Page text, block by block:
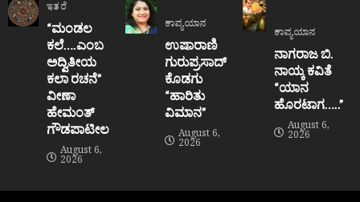
ಇತರೆ
“ಮಂಡಲ
ಕಲೆ….ಎಂಬ
ಅದ್ವಿತೀಯ
ಕಲಾ ರಚನೆ”‌
ವೀಣಾ
ಹೇಮಂತ್‌
ಗೌಡಪಾಟೀಲ
August 6,
2026
ಕಾವ್ಯಯಾನ
ಉಷಾರಾಣಿ
ಗುರುಪ್ರಸಾದ್
ಕೊಡಗು
“ಹಾರಿತು
ವಿಮಾನ”
August 6,
2026
ಕಾವ್ಯಯಾನ
ನಾಗರಾಜ ಬಿ.
ನಾಯ್ಕ ಕವಿತೆ
“ಯಾನ
ಹೊರಟಾಗ…..”
August 6,
2026